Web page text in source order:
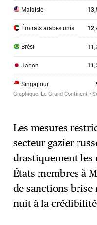
Les mesures
secteur gazier
drastiquement les
États membres à
de sanctions
nuit à la